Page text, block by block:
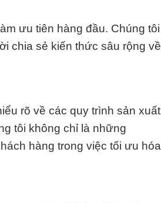
ưu tiên hàng đầu. Chúng tôi
chia sẻ kiến thức sâu rộng về
rõ về các quy trình sản xuất
tôi không chỉ là những
hàng trong việc tối ưu hóa